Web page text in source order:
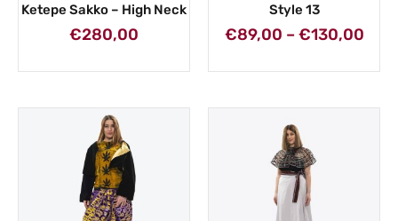
Ketepe Sakko – High Neck
€280,00
Style 13
€89,00 –€130,00